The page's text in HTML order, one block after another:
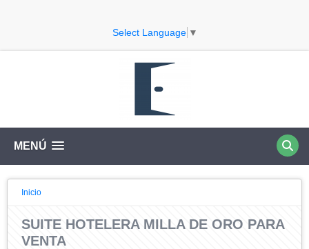
Select Language ▼
MENÚ
Inicio
SUITE HOTELERA MILLA DE ORO PARA
VENTA